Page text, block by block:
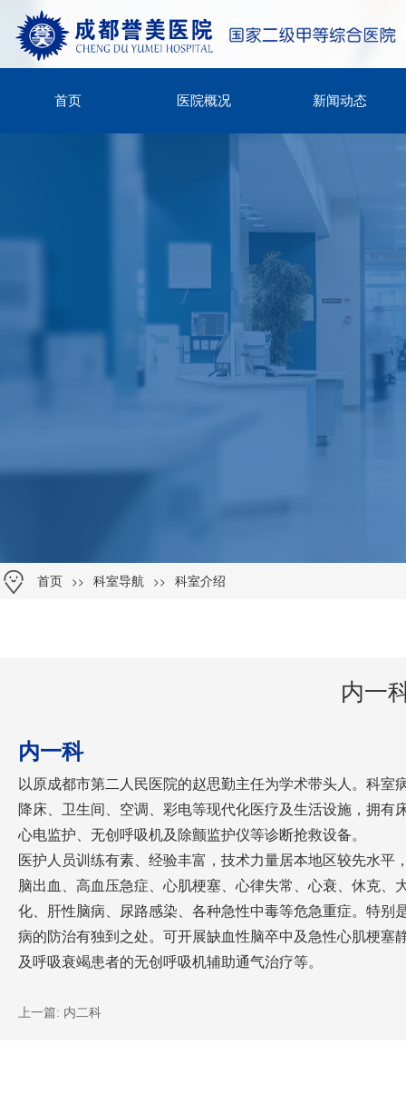
首页 >> 科室导航 >> 科室介绍
内一
内一科
以原成都市第二人民医院的赵思勤主任为学术带头人。科
降床、卫生间、空调、彩电等现代化医疗及生活设施，拥有
心电监护、无创呼吸机及除颤监护仪等诊断抢救设备。
医护人员训练有素、经验丰富，技术力量居本地区较先水
脑出血、高血压急症、心肌梗塞、心律失常、心衰、休克
化、肝性脑病、尿路感染、各种急性中毒等危急重症。特别
病的防治有独到之处。可开展缺血性脑卒中及急性心肌梗塞
及呼吸衰竭患者的无创呼吸机辅助通气治疗等。
上一篇: 内二科
首页 医院概况 新闻动态